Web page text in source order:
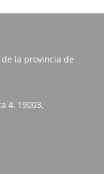
la provincia de
4, 19003,